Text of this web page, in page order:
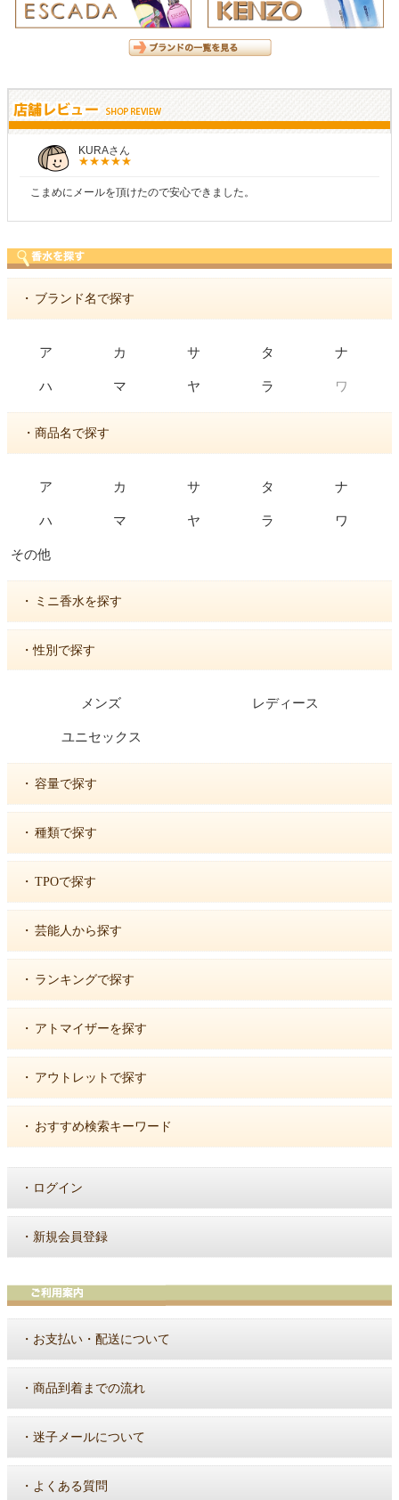
KURAさん
こまめにメールを頂けたので安心できました。
・ ブランド名で探す
ア カ サ タ ナ
ハ マ ヤ ラ ワ
・商品名で探す
ア カ サ タ ナ
ハ マ ヤ ラ ワ
その他
・ ミニ香水を探す
・性別で探す
メンズ レディース
ユニセックス
・ 容量で探す
・ 種類で探す
・ TPOで探す
・ 芸能人から探す
・ ランキングで探す
・ アトマイザーを探す
・ アウトレットで探す
・ おすすめ検索キーワード
・ ログイン
・ 新規会員登録
・ お支払い・配送について
・ 商品到着までの流れ
・ 迷子メールについて
・ よくある質問